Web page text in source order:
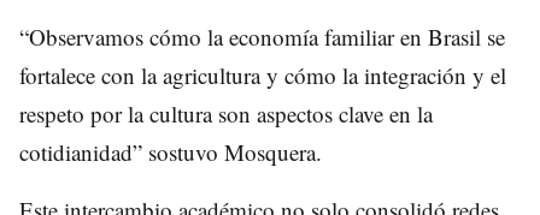
“Observamos cómo la economía familiar en Brasil se
fortalece con la agricultura y cómo la integración y el
respeto por la cultura son aspectos clave en la
cotidianidad” sostuvo Mosquera.